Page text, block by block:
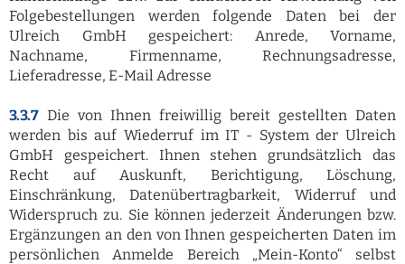
Folgebestellungen werden folgende Daten bei der
Ulreich GmbH gespeichert: Anrede, Vorname,
Nachname, Firmenname, Rechnungsadresse,
Lieferadresse, E-Mail Adresse
3.3.7 Die von Ihnen freiwillig bereit gestellten Daten
werden bis auf Wiederruf im IT - System der Ulreich
GmbH gespeichert. Ihnen stehen grundsätzlich das
Recht auf Auskunft, Berichtigung, Löschung,
Einschränkung, Datenübertragbarkeit, Widerruf und
Widerspruch zu. Sie können jederzeit Änderungen bzw.
Ergänzungen an den von Ihnen gespeicherten Daten im
persönlichen Anmelde Bereich „Mein-Konto“ selbst